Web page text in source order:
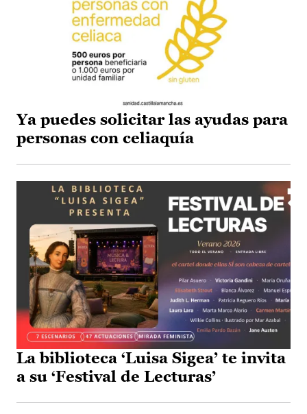
Ya puedes solicitar las ayudas para
personas con celiaquía
La biblioteca ‘Luisa Sigea’ te invita
a su ‘Festival de Lecturas’